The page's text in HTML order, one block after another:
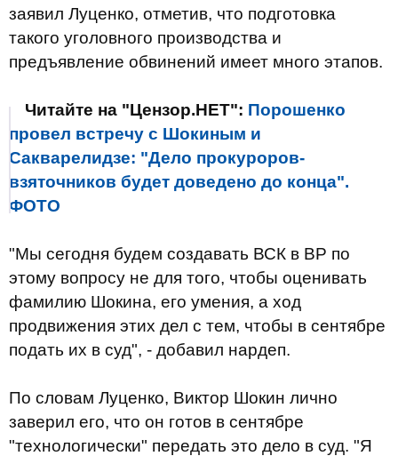
заявил Луценко, отметив, что подготовка
такого уголовного производства и
предъявление обвинений имеет много этапов.
Читайте на "Цензор.НЕТ": Порошенко
провел встречу с Шокиным и
Сакварелидзе: "Дело прокуроров-
взяточников будет доведено до конца".
ФОТО
"Мы сегодня будем создавать ВСК в ВР по
этому вопросу не для того, чтобы оценивать
фамилию Шокина, его умения, а ход
продвижения этих дел с тем, чтобы в сентябре
подать их в суд", - добавил нардеп.
По словам Луценко, Виктор Шокин лично
заверил его, что он готов в сентябре
"технологически" передать это дело в суд. "Я